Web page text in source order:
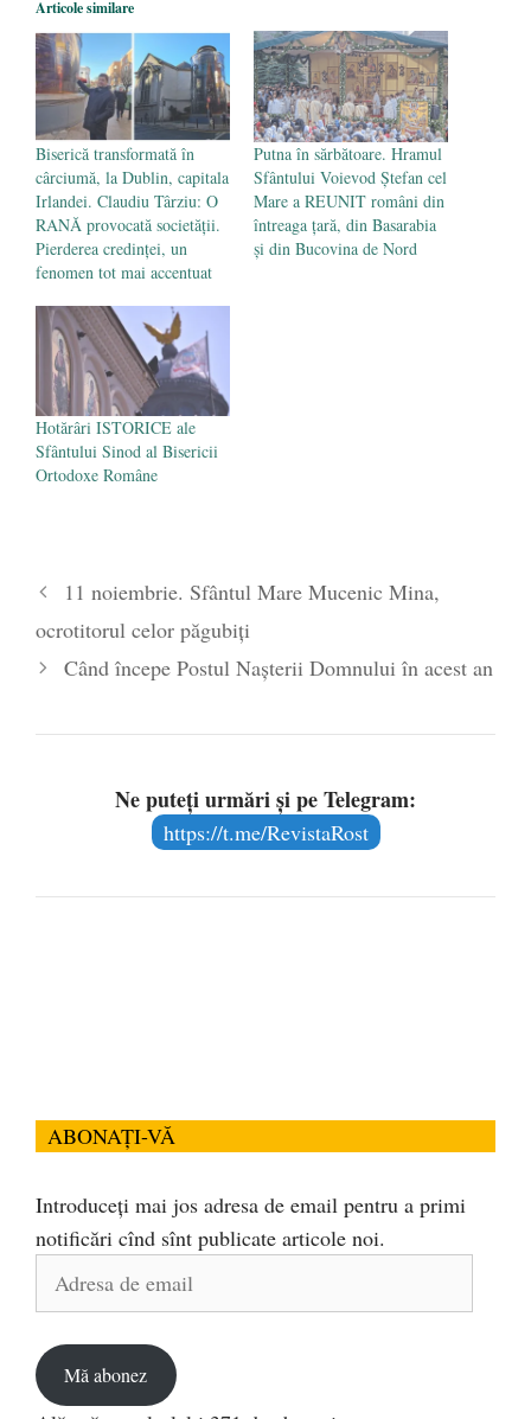
protejeze resursele
Articole similare
Biserică transformată în
cârciumă, la Dublin, capitala
Irlandei. Claudiu Târziu: O
RANĂ provocată societății.
Pierderea credinței, un
fenomen tot mai accentuat
Putna în sărbătoare. Hramul
Sfântului Voievod Ștefan cel
Mare a REUNIT români din
întreaga țară, din Basarabia
și din Bucovina de Nord
Hotărâri ISTORICE ale
Sfântului Sinod al Bisericii
Ortodoxe Române
11 noiembrie. Sfântul Mare Mucenic Mina,
ocrotitorul celor păgubiți
Când începe Postul Nașterii Domnului în acest an
Ne puteți urmări și pe Telegram:
https://t.me/RevistaRost
ABONAȚI-VĂ
Introduceți mai jos adresa de email pentru a primi
notificări cînd sînt publicate articole noi.
Adresa
Mă abonez